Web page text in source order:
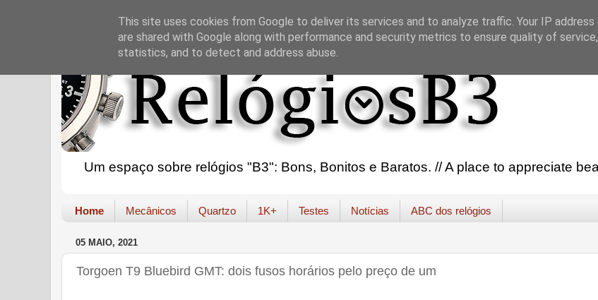
Um espaço sobre relógios "B3": Bons, Bonitos e Baratos. // A place to appreciate
Home Mecânicos Quartzo 1K+ Testes Notícias ABC dos relógios
05 MAIO, 2021
Torgoen T9 Bluebird GMT: dois fusos horários pelo preço de um
This site uses cookies from Google to deliver its services and to analyze traffic. Your IP address
are shared with Google along with performance and security metrics to ensure quality of
statistics, and to detect and address abuse.